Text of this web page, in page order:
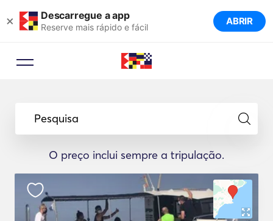
× Descarregue a app
Reserve mais rápido e fácil ABRIR
Pesquisa
O preço inclui sempre a tripulação.